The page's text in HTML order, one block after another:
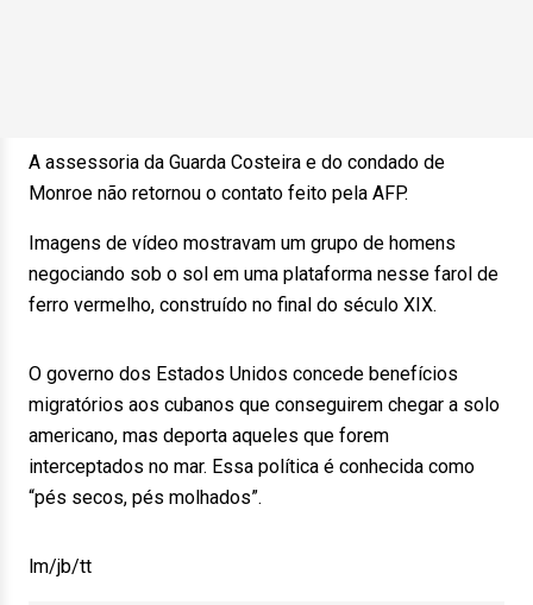
A assessoria da Guarda Costeira e do condado de
Monroe não retornou o contato feito pela AFP.
Imagens de vídeo mostravam um grupo de homens
negociando sob o sol em uma plataforma nesse farol de
ferro vermelho, construído no final do século XIX.
O governo dos Estados Unidos concede benefícios
migratórios aos cubanos que conseguirem chegar a solo
americano, mas deporta aqueles que forem
interceptados no mar. Essa política é conhecida como
“pés secos, pés molhados”.
lm/jb/tt